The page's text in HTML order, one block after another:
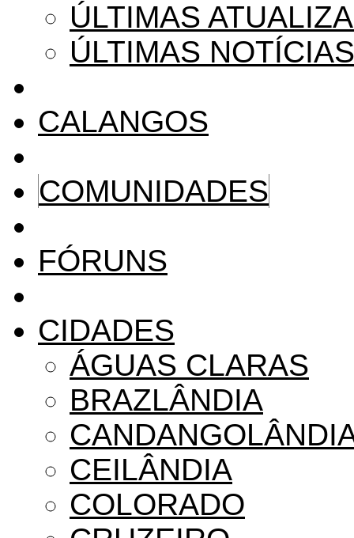
ÚLTIMAS
ÚLTIMAS NOTÍCIAS
CALANGOS
COMUNIDADES
FÓRUNS
CIDADES
ÁGUAS CLARAS
BRAZLÂNDIA
CEILÂNDIA
COLORADO